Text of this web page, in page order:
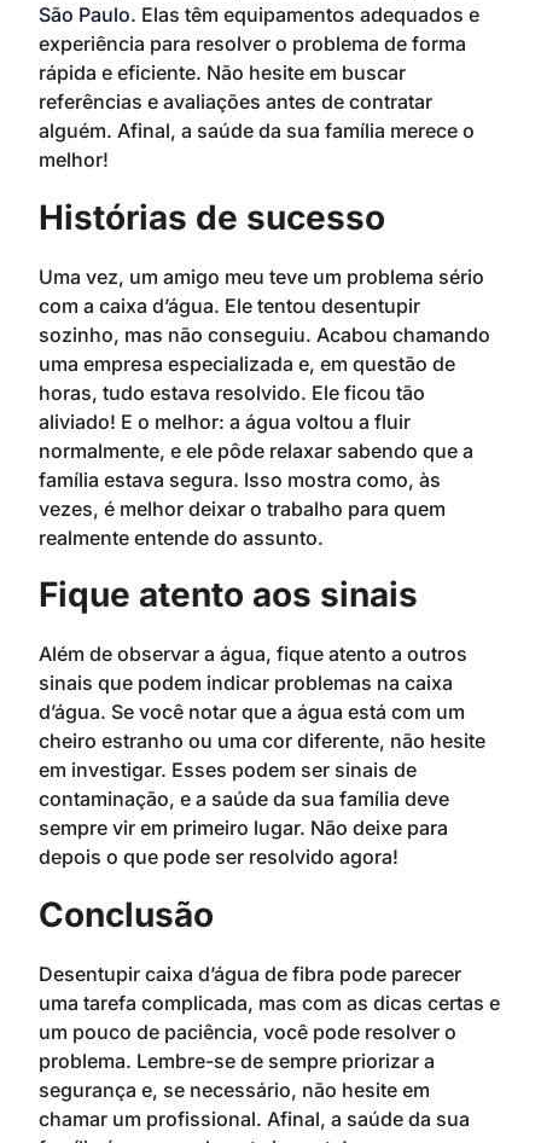
São Paulo. Elas têm equipamentos adequados e
experiência para resolver o problema de forma
rápida e eficiente. Não hesite em buscar
referências e avaliações antes de contratar
alguém. Afinal, a saúde da sua família merece o
melhor!
Histórias de sucesso
Uma vez, um amigo meu teve um problema sério
com a caixa d’água. Ele tentou desentupir
sozinho, mas não conseguiu. Acabou chamando
uma empresa especializada e, em questão de
horas, tudo estava resolvido. Ele ficou tão
aliviado! E o melhor: a água voltou a fluir
normalmente, e ele pôde relaxar sabendo que a
família estava segura. Isso mostra como, às
vezes, é melhor deixar o trabalho para quem
realmente entende do assunto.
Fique atento aos sinais
Além de observar a água, fique atento a outros
sinais que podem indicar problemas na caixa
d’água. Se você notar que a água está com um
cheiro estranho ou uma cor diferente, não hesite
em investigar. Esses podem ser sinais de
contaminação, e a saúde da sua família deve
sempre vir em primeiro lugar. Não deixe para
depois o que pode ser resolvido agora!
Conclusão
Desentupir caixa d’água de fibra pode parecer
uma tarefa complicada, mas com as dicas certas e
um pouco de paciência, você pode resolver o
problema. Lembre-se de sempre priorizar a
segurança e, se necessário, não hesite em
chamar um profissional. Afinal, a saúde da sua